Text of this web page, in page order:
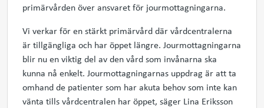
primärvården över ansvaret för jourmottagningarna.
Vi verkar för en stärkt primärvård där vårdcentralerna
är tillgängliga och har öppet längre. Jourmottagningarna
blir nu en viktig del av den vård som invånarna ska
kunna nå enkelt. Jourmottagningarnas uppdrag är att ta
omhand de patienter som har akuta behov som inte kan
vänta tills vårdcentralen har öppet, säger Lina Eriksson